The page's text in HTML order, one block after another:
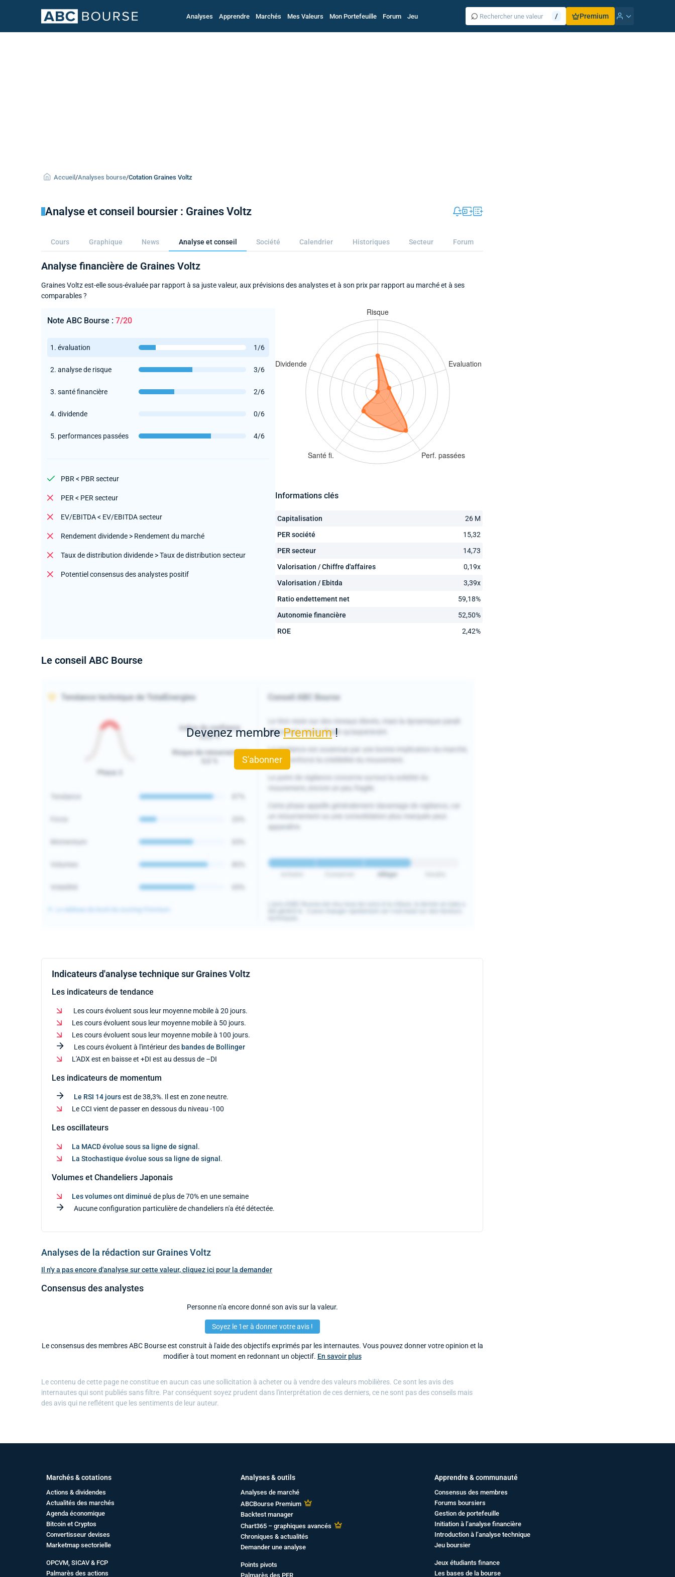
Analyses Apprendre Marchés Mes Valeurs Mon Portefeuille Forum Jeu ⌕ / Premium
Accueil /Analyses bourse/Cotation Graines Voltz
Analyse et conseil boursier : Graines Voltz
Cours Graphique News Analyse et conseil Société Calendrier Historiques Secteur Forum
Analyse financière de Graines Voltz
Graines Voltz est-elle sous-évaluée par rapport à sa juste valeur, aux prévisions des analystes et à son prix par rapport au marché et à ses
comparables ?
Note ABC Bourse : 7/20
1. évaluation 1/6
2. analyse de risque 3/6
3. santé financière 2/6
4. dividende 0/6
5. performances passées 4/6
PBR < PBR secteur
PER < PER secteur
EV/EBITDA < EV/EBITDA secteur
Rendement dividende > Rendement du marché
Taux de distribution dividende > Taux de distribution secteur
Potentiel consensus des analystes positif
Informations clés
Capitalisation
26 M
PER société
15,32
PER secteur
14,73
Valorisation / Chiffre d'affaires
0,19x
Valorisation / Ebitda
3,39x
Ratio endettement net
59,18%
Autonomie financière
52,50%
ROE
2,42%
Le conseil ABC Bourse
Devenez membrePremium!
S'abonner
Indicateurs d'analyse technique sur Graines Voltz
Les indicateurs de tendance
Les cours évoluent sous leur moyenne mobile à 20 jours.
Les cours évoluent sous leur moyenne mobile à 50 jours.
Les cours évoluent sous leur moyenne mobile à 100 jours.
Les cours évoluent à l'intérieur des bandes de Bollinger
L'ADX est en baisse et +DI est au dessus de –DI
Les indicateurs de momentum
Le RSI 14 joursest de 38,3%. Il est en zone neutre.
Le CCI vient de passer en dessous du niveau -100
Les oscillateurs
La MACD évolue sous sa ligne de signal .
La Stochastique évolue sous sa ligne de signal .
Volumes et Chandeliers Japonais
Les volumes ont diminué de plus de 70% en une semaine
Aucune configuration particulière de chandeliers n'a été détectée.
Analyses de la rédaction sur Graines Voltz
Il n'y a pas encore d'analyse sur cette valeur, cliquez ici pour la demander
Consensus des analystes
Personne n'a encore donné son avis sur la valeur.
Soyez le 1er à donner votre avis !
Le consensus des membres ABC Bourse est construit à l'aide des objectifs exprimés par les internautes. Vous pouvez donner votre opinion et la
modifier à tout moment en redonnant un objectif. En savoir plus
Le contenu de cette page ne constitue en aucun cas une sollicitation à acheter ou à vendre des valeurs mobilières. Ce sont les avis des
internautes qui sont publiés sans filtre. Par conséquent soyez prudent dans l'interprétation de ces derniers, ce ne sont pas des conseils mais
des avis qui ne reflétent que les sentiments de leur auteur.
Marchés & cotations
Actions & dividendes
Actualités des marchés
Agenda économique
Bitcoin et Cryptos
Convertisseur devises
Marketmap sectorielle
OPCVM, SICAV & FCP
Palmarès des actions
Analyses & outils
Analyses de marché
ABCBourse Premium
Backtest manager
Chart365 – graphiques avancés
Chroniques & actualités
Demander une analyse
Points pivots
Palmarès des PER
Apprendre & communauté
Consensus des membres
Forums boursiers
Gestion de portefeuille
Initiation à l’analyse financière
Introduction à l’analyse technique
Jeu boursier
Jeux étudiants finance
Les bases de la bourse